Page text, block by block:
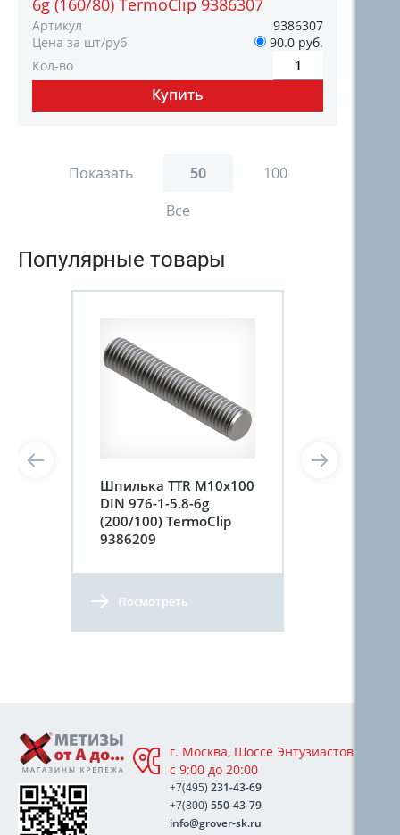
6g (160/80) TermoClip 9386307
Артикул
9386307
Цена за шт/руб
90.0 руб.
Кол-во
Показать 50
100
Все
Популярные товары
Шпилька TTR М10х100
DIN 976-1-5.8-6g
(200/100) TermoClip
9386209
Посмотреть
г. Москва, Шоссе Энтузиастов 76А,
с 9:00 до 20:00
+7(495) 231-43-69
+7(800) 550-43-79
info@grover-sk.ru